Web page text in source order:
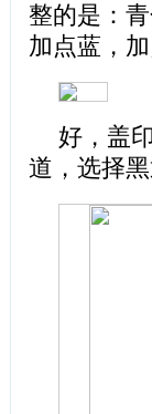
整的是：
加点蓝，加
好，盖
道，选择